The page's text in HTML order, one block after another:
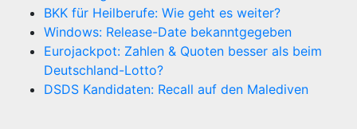
BKK für Heilberufe: Wie geht es weiter?
Windows: Release-Date bekanntgegeben
Eurojackpot: Zahlen & Quoten besser als beim
Deutschland-Lotto?
DSDS Kandidaten: Recall auf den Malediven